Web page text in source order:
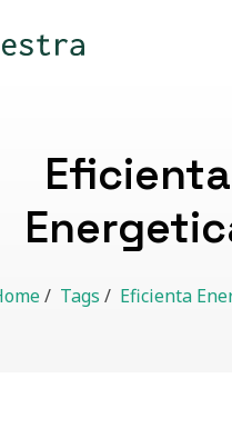
Eficienta
/ Tags / Eficienta